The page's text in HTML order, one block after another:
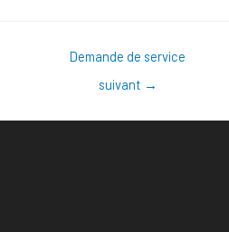
Demande de service
suivant →